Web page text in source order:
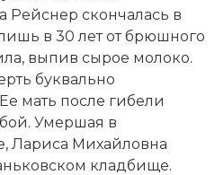
Рейснер скончалась в
в 30 лет от брюшного
выпив сырое молоко.
буквально
мать после гибели
Умершая в
Лариса Михайловна
кладбище.